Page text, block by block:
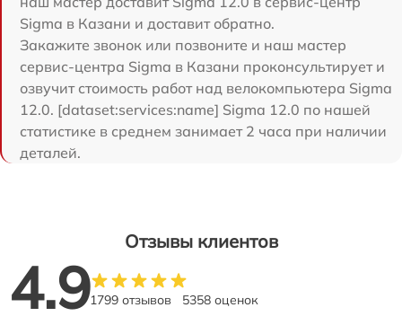
Sigma в Казани и доставит обратно.
Закажите звонок или позвоните и наш мастер
сервис-центра Sigma в Казани проконсультирует и
озвучит стоимость работ над велокомпьютера Sigma
12.0. [dataset:services:name] Sigma 12.0 по нашей
статистике в среднем занимает 2 часа при наличии
деталей.
Отзывы клиентов
4.91799 отзывов 5358 оценок